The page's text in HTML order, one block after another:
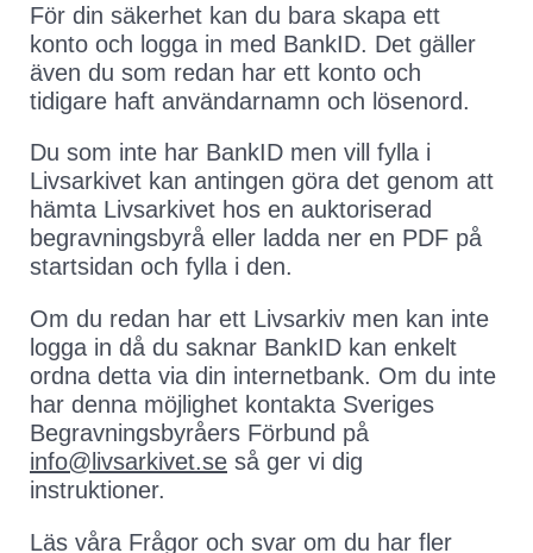
För din säkerhet kan du bara skapa ett
konto och logga in med BankID. Det gäller
även du som redan har ett konto och
tidigare haft användarnamn och lösenord.
Du som inte har BankID men vill fylla i
Livsarkivet kan antingen göra det genom att
hämta Livsarkivet hos en auktoriserad
begravningsbyrå eller ladda ner en PDF på
startsidan och fylla i den.
Om du redan har ett Livsarkiv men kan inte
logga in då du saknar BankID kan enkelt
ordna detta via din internetbank. Om du inte
har denna möjlighet kontakta Sveriges
Begravningsbyråers Förbund på
info@livsarkivet.se så ger vi dig
instruktioner.
Läs våra Frågor och svar om du har fler